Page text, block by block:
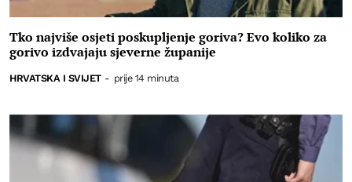
Tko najviše osjeti poskupljenje goriva? Evo koliko za
gorivo izdvajaju sjeverne županije
HRVATSKA I SVIJET - prije 14 minuta